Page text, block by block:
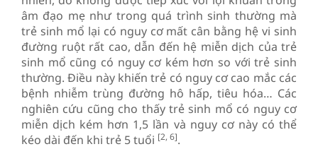
âm đạo mẹ như trong quá trình sinh thường mà
trẻ sinh mổ lại có nguy cơ mất cân bằng hệ vi sinh
đường ruột rất cao, dẫn đến hệ miễn dịch của trẻ
sinh mổ cũng có nguy cơ kém hơn so với trẻ sinh
thường. Điều này khiến trẻ có nguy cơ cao mắc các
bệnh nhiễm trùng đường hô hấp, tiêu hóa… Các
nghiên cứu cũng cho thấy trẻ sinh mổ có nguy cơ
miễn dịch kém hơn 1,5 lần và nguy cơ này có thể
kéo dài đến khi trẻ 5 tuổi [2, 6].